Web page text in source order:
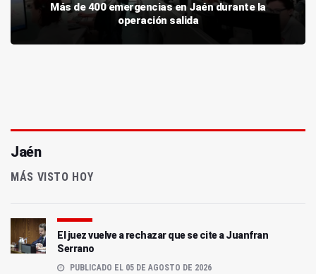
Más de 400 emergencias en Jaén durante la
operación salida
Jaén
MÁS VISTO HOY
El juez vuelve a rechazar que se cite a Juanfran
Serrano
PUBLICADO EL 05 DE AGOSTO DE 2026